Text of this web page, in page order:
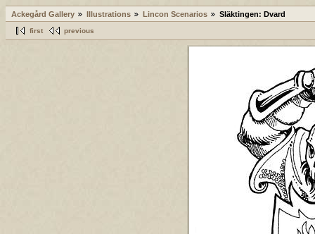
Ackegård Gallery Illustrations Lincon Scenarios Släktingen: Dvard
first previous